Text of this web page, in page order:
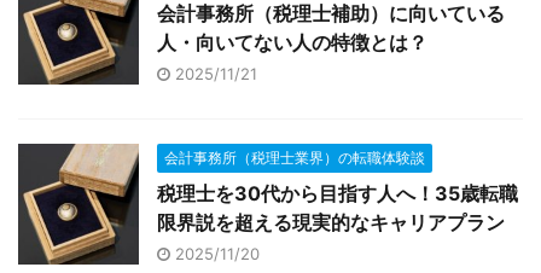
会計事務所（税理士補助）に向いている
人・向いてない人の特徴とは？
2025/11/21
会計事務所（税理士業界）の転職体験談
税理士を30代から目指す人へ！35歳転職
限界説を超える現実的なキャリアプラン
2025/11/20